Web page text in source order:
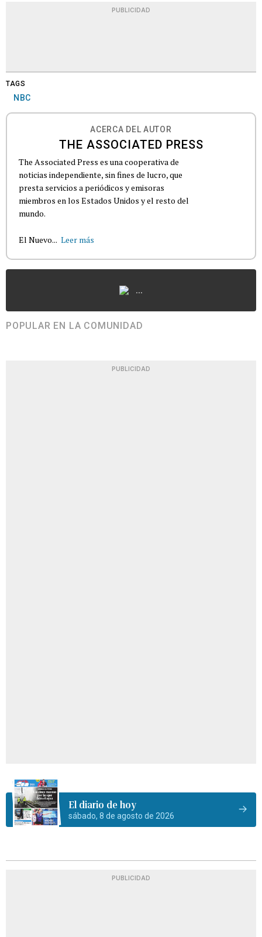
PUBLICIDAD
TAGS
NBC
ACERCA DEL AUTOR
THE ASSOCIATED PRESS
The Associated Press es una cooperativa de
noticias independiente, sin fines de lucro, que
presta servicios a periódicos y emisoras
miembros en los Estados Unidos y el resto del
mundo.
El Nuevo... Leer más
...
POPULAR EN LA COMUNIDAD
PUBLICIDAD
El diario de hoy
sábado, 8 de agosto de 2026
PUBLICIDAD